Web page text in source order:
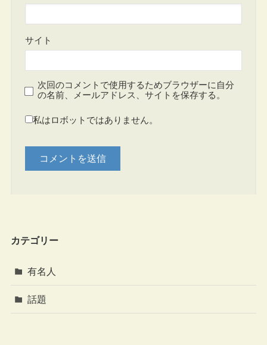
サイト
次回のコメントで使用するためブラウザーに自分
の名前、メールアドレス、サイトを保存する。
私はロボットではありません。
カテゴリー
有名人
話題